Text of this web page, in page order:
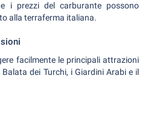
i prezzi del carburante possono
alla terraferma italiana.
facilmente le principali attrazioni
dei Turchi, i Giardini Arabi e il